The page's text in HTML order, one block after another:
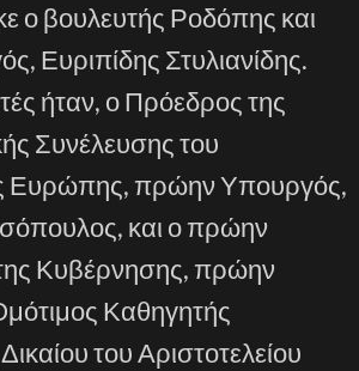
ο βουλευτής Ροδόπης και
Ευριπίδης Στυλιανίδης.
ήταν, ο Πρόεδρος της
Συνέλευσης του
Ευρώπης, πρώην Υπουργός,
και ο πρώην
Κυβέρνησης, πρώην
Καθηγητής
του Αριστοτελείου